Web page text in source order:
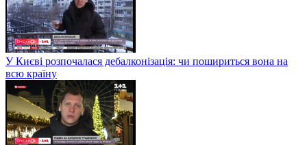
У Києві розпочалася дебалконізація: чи пошириться вона на
всю країну